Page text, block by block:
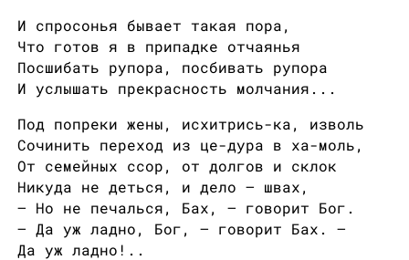
И спросонья бывает такая пора,
Что готов я в припадке отчаянья
Посшибать рупора, посбивать рупора
И услышать прекрасность молчания...
Под попреки жены, исхитрись-ка, изволь
Сочинить переход из це-дура в ха-моль,
От семейных ссор, от долгов и склок
Никуда не деться, и дело — швах,
— Но не печалься, Бах, — говорит Бог.
— Да уж ладно, Бог, — говорит Бах. —
Да уж ладно!..